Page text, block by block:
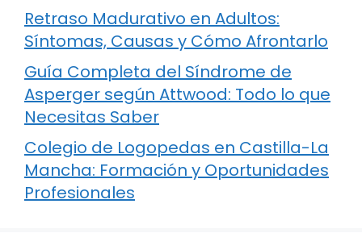
Retraso Madurativo en Adultos:
Síntomas, Causas y Cómo Afrontarlo
Guía Completa del Síndrome de
Asperger según Attwood: Todo lo que
Necesitas Saber
Colegio de Logopedas en Castilla-La
Mancha: Formación y Oportunidades
Profesionales